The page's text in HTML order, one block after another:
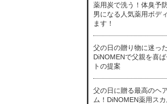
薬用炭で洗う！体臭予
男になる人気薬用ボデ
ます！
父の日の贈り物に迷った
DiNOMENで父親を喜
トの提案
父の日に贈る最高のヘ
ム！DiNOMEN薬用ス